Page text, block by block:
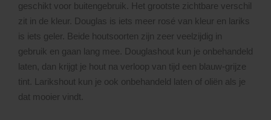
geschikt voor buitengebruik. Het grootste zichtbare verschil
zit in de kleur. Douglas is iets meer rosé van kleur en lariks
is iets geler. Beide houtsoorten zijn zeer veelzijdig in
gebruik en gaan lang mee. Douglashout kun je onbehandeld
laten, dan krijgt je hout na verloop van tijd een blauw-grijze
tint. Larikshout kun je ook onbehandeld laten of oliën als je
dat mooier vindt.